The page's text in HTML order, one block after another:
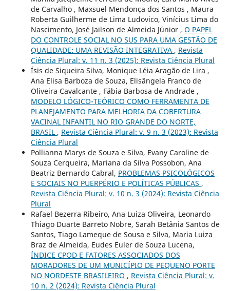
de Carvalho , Maxsuel Mendonça dos Santos , Maura
Roberta Guilherme de Lima Ludovico, Vinícius Lima do
Nascimento, José Jailson de Almeida Júnior , O PAPEL
DO CONTROLE SOCIAL NO SUS PARA UMA GESTÃO DE
QUALIDADE: UMA REVISÃO INTEGRATIVA , Revista
Ciência Plural: v. 11 n. 3 (2025): Revista Ciência Plural
Ísis de Siqueira Silva, Monique Léia Aragão de Lira ,
Ana Elisa Barboza de Souza, Elisângela Franco de
Oliveira Cavalcante , Fábia Barbosa de Andrade ,
MODELO LÓGICO-TEÓRICO COMO FERRAMENTA DE
PLANEJAMENTO PARA MELHORIA DA COBERTURA
VACINAL INFANTIL NO RIO GRANDE DO NORTE,
BRASIL , Revista Ciência Plural: v. 9 n. 3 (2023): Revista
Ciência Plural
Pollianna Marys de Souza e Silva, Evany Caroline de
Souza Cerqueira, Mariana da Silva Possobon, Ana
Beatriz Bernardo Cabral, PROBLEMAS PSICOLÓGICOS
E SOCIAIS NO PUERPÉRIO E POLÍTICAS PÚBLICAS ,
Revista Ciência Plural: v. 10 n. 3 (2024): Revista Ciência
Plural
Rafael Bezerra Ribeiro, Ana Luiza Oliveira, Leonardo
Thiago Duarte Barreto Nobre, Sarah Betânia Santos de
Santos, Tiago Lameque de Sousa e Silva, Maria Luiza
Braz de Almeida, Eudes Euler de Souza Lucena,
ÍNDICE CPOD E FATORES ASSOCIADOS DOS
MORADORES DE UM MUNICÍPIO DE PEQUENO PORTE
NO NORDESTE BRASILEIRO , Revista Ciência Plural: v.
10 n. 2 (2024): Revista Ciência Plural